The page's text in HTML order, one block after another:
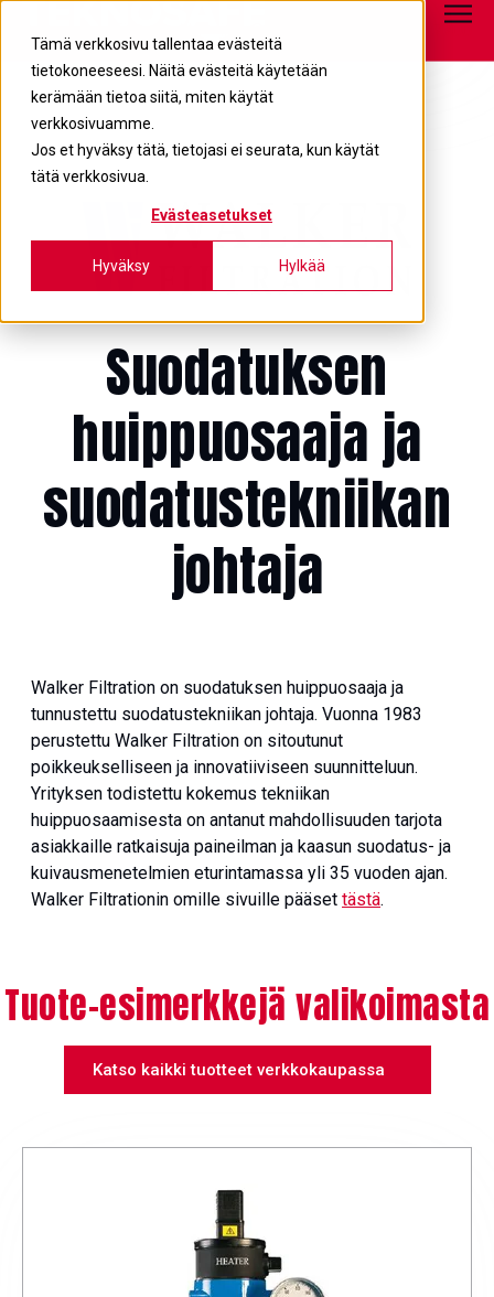
Tämä verkkosivu tallentaa evästeitä
tietokoneeseesi. Näitä evästeitä käytetään
kerämään tietoa siitä, miten käytät
verkkosivuamme.
Jos et hyväksy tätä, tietojasi ei seurata, kun käytät
tätä verkkosivua.
Evästeasetukset
Hyväksy Hylkää
05 680 7700
Suodatuksen
huippuosaaja ja
suodatustekniikan
johtaja
Walker Filtration on suodatuksen huippuosaaja ja
tunnustettu suodatustekniikan johtaja. Vuonna 1983
perustettu Walker Filtration on sitoutunut
poikkeukselliseen ja innovatiiviseen suunnitteluun.
Yrityksen todistettu kokemus tekniikan
huippuosaamisesta on antanut mahdollisuuden tarjota
asiakkaille ratkaisuja paineilman ja kaasun suodatus- ja
kuivausmenetelmien eturintamassa yli 35 vuoden ajan.
Walker Filtrationin omille sivuille pääset tästä.
Tuote-esimerkkejä valikoimasta
Katso kaikki tuotteet verkkokaupassa